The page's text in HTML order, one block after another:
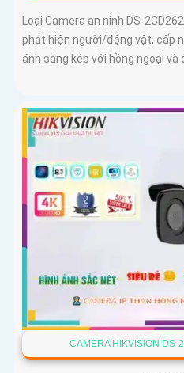
Loại Camera an ninh DS-
phát hiện người/động vật, cấp
ánh sáng kép với hồng ngoại và
CAMERA HIKVISION DS-